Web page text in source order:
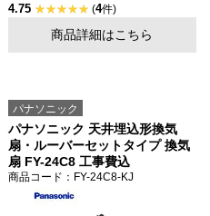
4.75 (4件)
商品詳細はこちら
パナソニック
パナソニック 天井埋込形換気
扇・ルーバーセットタイプ 換気
扇 FY-24C8 工事費込
商品コード ：FY-24C8-KJ